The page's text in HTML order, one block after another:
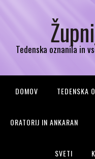
Tedenska oznanila in
DOMOV TEDENSKA
ORATORIJ IN ANKARAN
SVETI